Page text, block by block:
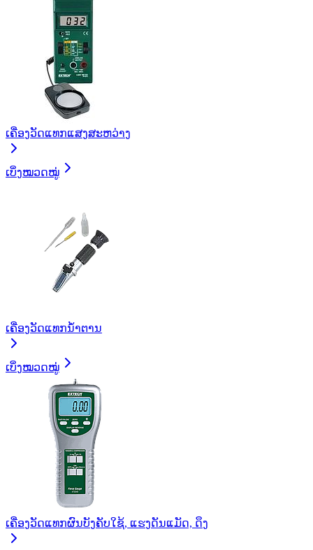
ເຄື່ອງວັດແທກແສງສະຫວ່າງ
ເບິ່ງໝວດໝູ່
ເຄື່ອງວັດແທກນໍ້າຕານ
ເບິ່ງໝວດໝູ່
ເຄື່ອງວັດແທກຜົນບັງຄັບໃຊ້, ແຮງດັນແມັດ, ດຶງ